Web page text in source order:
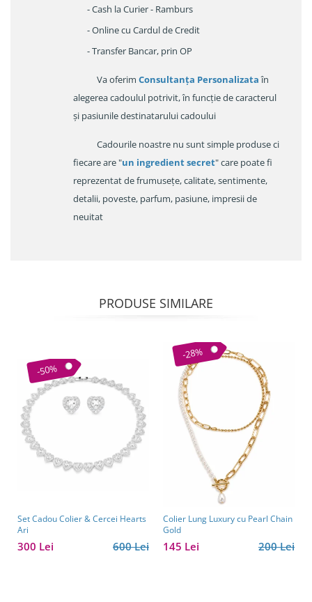
- Cash la Curier - Ramburs
- Online cu Cardul de Credit
- Transfer Bancar, prin OP
Va oferim Consultanța Personalizataîn
alegerea cadoulul potrivit, în funcție de caracterul
și pasiunile destinatarului cadoului
Cadourile noastre nu sunt simple produse ci
fiecare are "un ingredient secret" care poate fi
reprezentat de frumusețe, calitate, sentimente,
detalii, poveste, parfum, pasiune, impresii de
neuitat
PRODUSE SIMILARE
-50%
Set Cadou Colier & Cercei Hearts
Ari
600 Lei
300 Lei
-28%
Colier Lung Luxury cu Pearl Chain
Gold
200 Lei
145 Lei